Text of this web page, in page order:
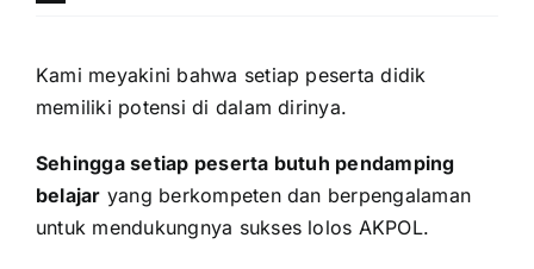
Kami meyakini bahwa setiap peserta didik
memiliki potensi di dalam dirinya.
Sehingga setiap peserta butuh pendamping
belajar yang berkompeten dan berpengalaman
untuk mendukungnya sukses lolos AKPOL.